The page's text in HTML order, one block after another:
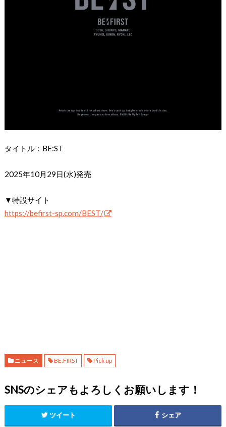
タイトル：BE:ST
2025年10月29日(水)発売
▼特設サイト
https://befirst-sp.com/BEST/
ニュース BE:FIRST Pick up
SNSのシェアもよろしくお願いします！
ツイート シェア